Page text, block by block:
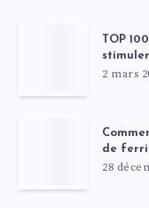
TOP
2 mars
de
28